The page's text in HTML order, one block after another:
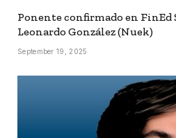
Ponente confirmado en FinEd
Leonardo González (Nuek)
September 19, 2025